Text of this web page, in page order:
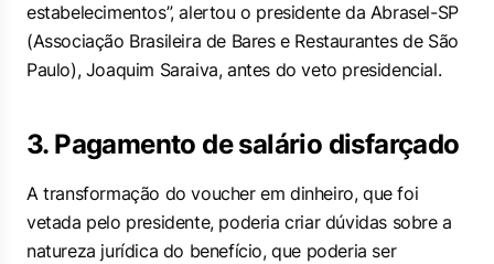
estabelecimentos”, alertou o presidente da Abrasel-SP
(Associação Brasileira de Bares e Restaurantes de São
Paulo), Joaquim Saraiva, antes do veto presidencial.
3. Pagamento de salário disfarçado
A transformação do voucher em dinheiro, que foi
vetada pelo presidente, poderia criar dúvidas sobre a
natureza jurídica do benefício, que poderia ser